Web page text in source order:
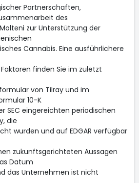
Partnerschaften,
des
zur Unterstützung der
Cannabis. Eine ausführlichere
finden Sie im zuletzt
von Tilray und im
10-K
SEC eingereichten periodischen
die
wurden und auf EDGAR verfügbar
zukunftsgerichteten Aussagen
Datum
das Unternehmen ist nicht